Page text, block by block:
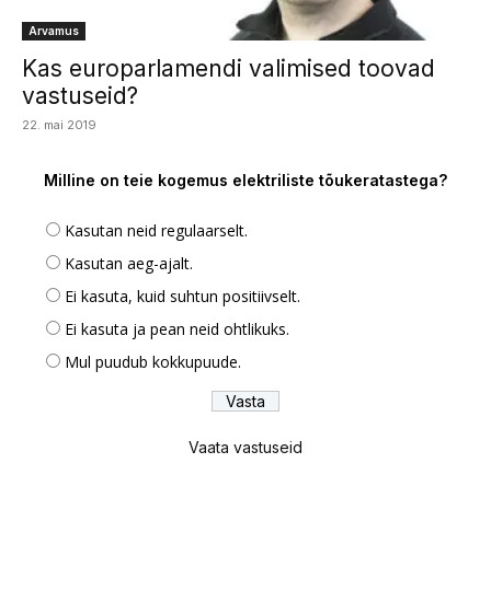
Arvamus
Kas europarlamendi valimised toovad
vastuseid?
22. mai 2019
Milline on teie kogemus elektriliste tõukeratastega?
Kasutan neid regulaarselt.
Kasutan aeg-ajalt.
Ei kasuta, kuid suhtun positiivselt.
Ei kasuta ja pean neid ohtlikuks.
Mul puudub kokkupuude.
Vaata vastuseid